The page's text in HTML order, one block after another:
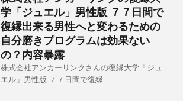
学「ジュエル」男性版 ７７日間で
復縁出来る男性へと変わるための
自分磨きプログラムは効果ない
の？内容暴露
株式会社アンカーリンクさんの復縁大学「ジュ
エル」男性版 ７７日間で復縁